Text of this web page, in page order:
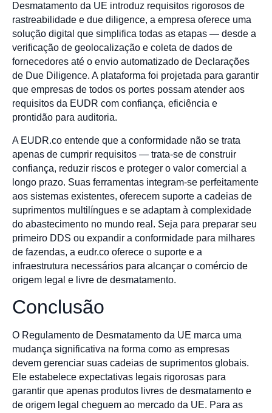
Desmatamento da UE introduz requisitos rigorosos de
rastreabilidade e due diligence, a empresa oferece uma
solução digital que simplifica todas as etapas — desde a
verificação de geolocalização e coleta de dados de
fornecedores até o envio automatizado de Declarações
de Due Diligence. A plataforma foi projetada para garantir
que empresas de todos os portes possam atender aos
requisitos da EUDR com confiança, eficiência e
prontidão para auditoria.
A EUDR.co entende que a conformidade não se trata
apenas de cumprir requisitos — trata-se de construir
confiança, reduzir riscos e proteger o valor comercial a
longo prazo. Suas ferramentas integram-se perfeitamente
aos sistemas existentes, oferecem suporte a cadeias de
suprimentos multilíngues e se adaptam à complexidade
do abastecimento no mundo real. Seja para preparar seu
primeiro DDS ou expandir a conformidade para milhares
de fazendas, a eudr.co oferece o suporte e a
infraestrutura necessários para alcançar o comércio de
origem legal e livre de desmatamento.
Conclusão
O Regulamento de Desmatamento da UE marca uma
mudança significativa na forma como as empresas
devem gerenciar suas cadeias de suprimentos globais.
Ele estabelece expectativas legais rigorosas para
garantir que apenas produtos livres de desmatamento e
de origem legal cheguem ao mercado da UE. Para as